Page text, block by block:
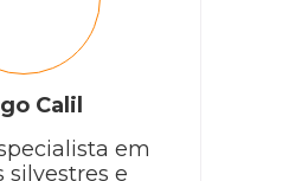
Calil
em
silvestres e